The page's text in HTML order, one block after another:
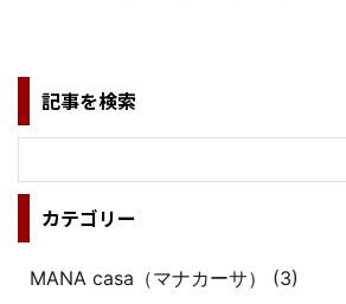
記事を検索
カテゴリー
MANA casa（マナカーサ） (3)